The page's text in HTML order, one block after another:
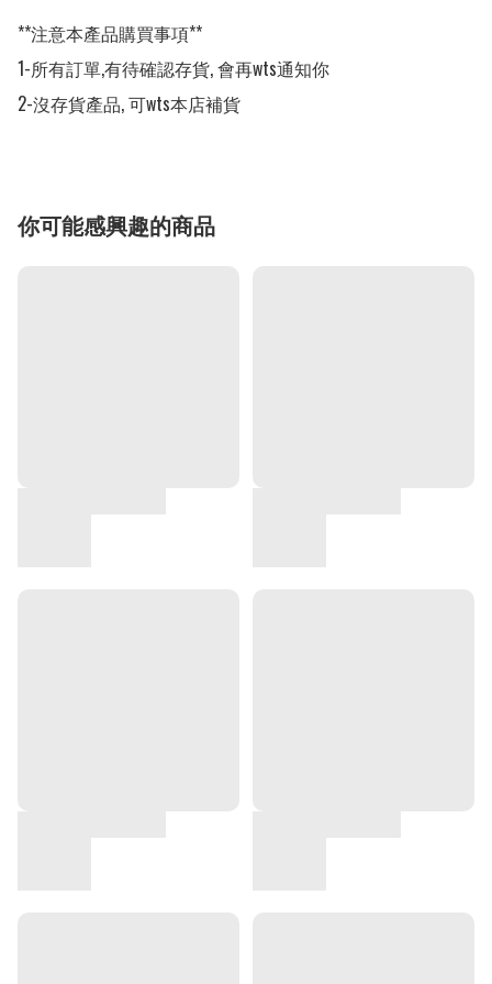
**注意本產品購買事項**
1-所有訂單,有待確認存貨, 會再wts通知你
2-沒存貨產品, 可wts本店補貨
你可能感興趣的商品